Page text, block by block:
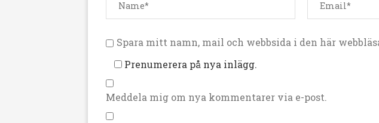
Spara mitt namn, mail och webbsida i den här
Prenumerera på nya inlägg.
Meddela mig om nya kommentarer via e-post.